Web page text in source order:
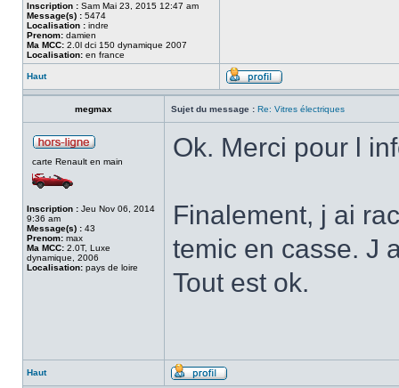
Inscription : Sam Mai 23, 2015 12:47 am
Message(s) : 5474
Localisation : indre
Prenom: damien
Ma MCC: 2.0l dci 150 dynamique 2007
Localisation: en france
Haut
megmax Sujet du message : Re: Vitres électriques
carte Renault en main
Inscription : Jeu Nov 06, 2014
9:36 am
Message(s) : 43
Prenom: max
Ma MCC: 2.0T, Luxe
dynamique, 2006
Localisation: pays de loire
Ok. Merci pour l
Finalement, j ai
temic en casse. J
Tout est ok.
Haut